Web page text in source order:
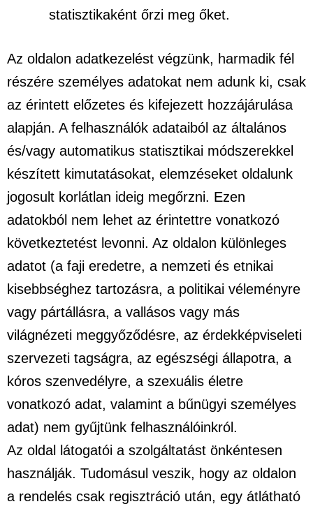
statisztikaként őrzi meg őket.
Az oldalon adatkezelést végzünk, harmadik fél
részére személyes adatokat nem adunk ki, csak
az érintett előzetes és kifejezett hozzájárulása
alapján. A felhasználók adataiból az általános
és/vagy automatikus statisztikai módszerekkel
készített kimutatásokat, elemzéseket oldalunk
jogosult korlátlan ideig megőrzni. Ezen
adatokból nem lehet az érintettre vonatkozó
következtetést levonni. Az oldalon különleges
adatot (a faji eredetre, a nemzeti és etnikai
kisebbséghez tartozásra, a politikai véleményre
vagy pártállásra, a vallásos vagy más
világnézeti meggyőződésre, az érdekképviseleti
szervezeti tagságra, az egészségi állapotra, a
kóros szenvedélyre, a szexuális életre
vonatkozó adat, valamint a bűnügyi személyes
adat) nem gyűjtünk felhasználóinkról.
Az oldal látogatói a szolgáltatást önkéntesen
használják. Tudomásul veszik, hogy az oldalon
a rendelés csak regisztráció után, egy átlátható